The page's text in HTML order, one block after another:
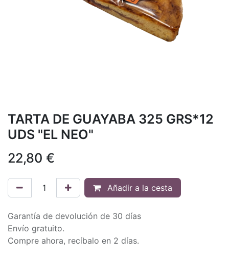
TARTA DE GUAYABA 325 GRS*12
UDS "EL NEO"
22,80 €
Añadir a la cesta
Garantía de devolución de 30 días
Envío gratuito.
Compre ahora, recíbalo en 2 días.